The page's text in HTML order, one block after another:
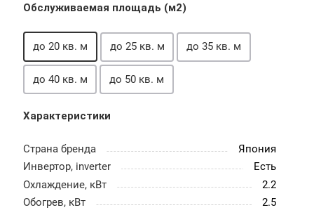
Обслуживаемая площадь (м2)
до 20 кв. м до 25 кв. м до 35 кв. м
до 40 кв. м до 50 кв. м
Характеристики
Страна бренда
Япония
Инвертор, inverter
Есть
Охлаждение, кВт
2.2
Обогрев, кВт
2.5